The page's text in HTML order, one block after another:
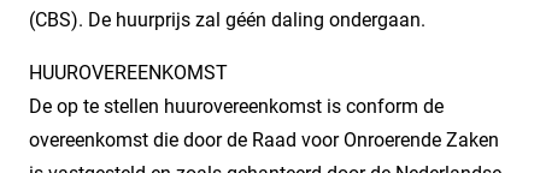
(CBS). De huurprijs zal géén daling ondergaan.
HUUROVEREENKOMST
De op te stellen huurovereenkomst is conform de
overeenkomst die door de Raad voor Onroerende Zaken